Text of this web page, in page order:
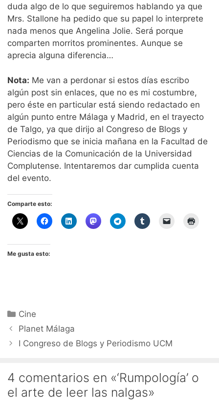
duda algo de lo que seguiremos hablando ya que
Mrs. Stallone ha pedido que su papel lo interprete
nada menos que Angelina Jolie. Será porque
comparten morritos prominentes. Aunque se
aprecia alguna diferencia…
Nota: Me van a perdonar si estos días escribo
algún post sin enlaces, que no es mi costumbre,
pero éste en particular está siendo redactado en
algún punto entre Málaga y Madrid, en el trayecto
de Talgo, ya que dirijo al Congreso de Blogs y
Periodismo que se inicia mañana en la Facultad de
Ciencias de la Comunicación de la Universidad
Complutense. Intentaremos dar cumplida cuenta
del evento.
Comparte esto:
Me gusta esto:
Categorías
Cine
Planet Málaga
I Congreso de Blogs y Periodismo UCM
4 comentarios en «‘Rumpología’ o
el arte de leer las nalgas»